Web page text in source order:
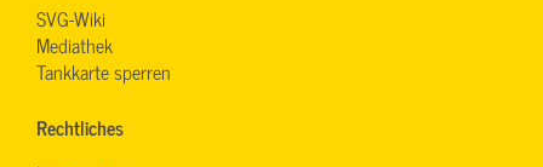
SVG-Wiki
Mediathek
Tankkarte sperren
Rechtliches